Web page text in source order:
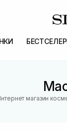
Інтернет магазин